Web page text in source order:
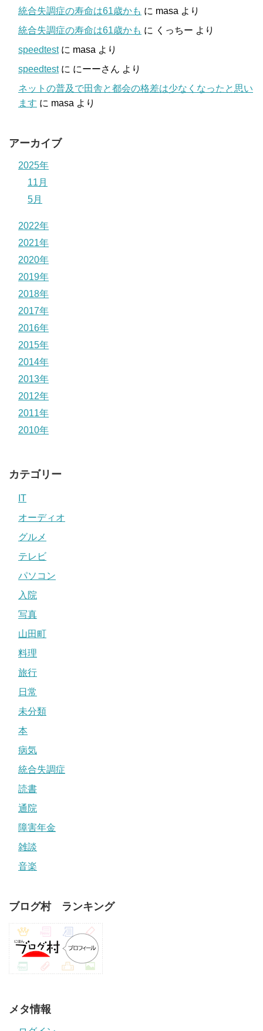
統合失調症の寿命は61歳かも に masa より
統合失調症の寿命は61歳かも に くっちー より
speedtestに masa より
speedtestに にーーさん より
ネットの普及で田舎と都会の格差は少なくなったと思い
ます に masa より
アーカイブ
2025年
11月
5月
2022年
2021年
2020年
2019年
2018年
2017年
2016年
2015年
2014年
2013年
2012年
2011年
2010年
カテゴリー
IT
オーディオ
グルメ
テレビ
パソコン
入院
写真
山田町
料理
旅行
日常
未分類
本
病気
統合失調症
読書
通院
障害年金
雑談
音楽
ブログ村 ランキング
メタ情報